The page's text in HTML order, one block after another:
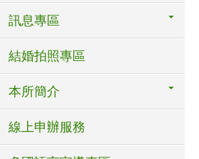
訊息專區
結婚拍照專區
本所簡介
線上申辦服務